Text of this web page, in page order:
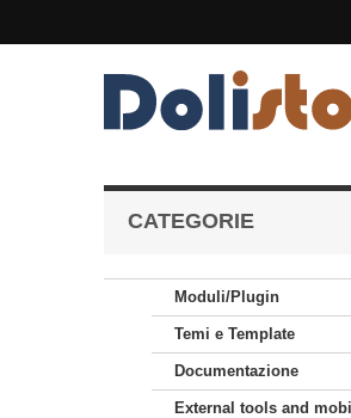
CATEGORIE
Moduli/Plugin
Temi e Template
Documentazione
External tools and